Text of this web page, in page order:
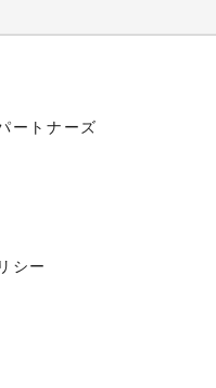
ートナーズ
シー